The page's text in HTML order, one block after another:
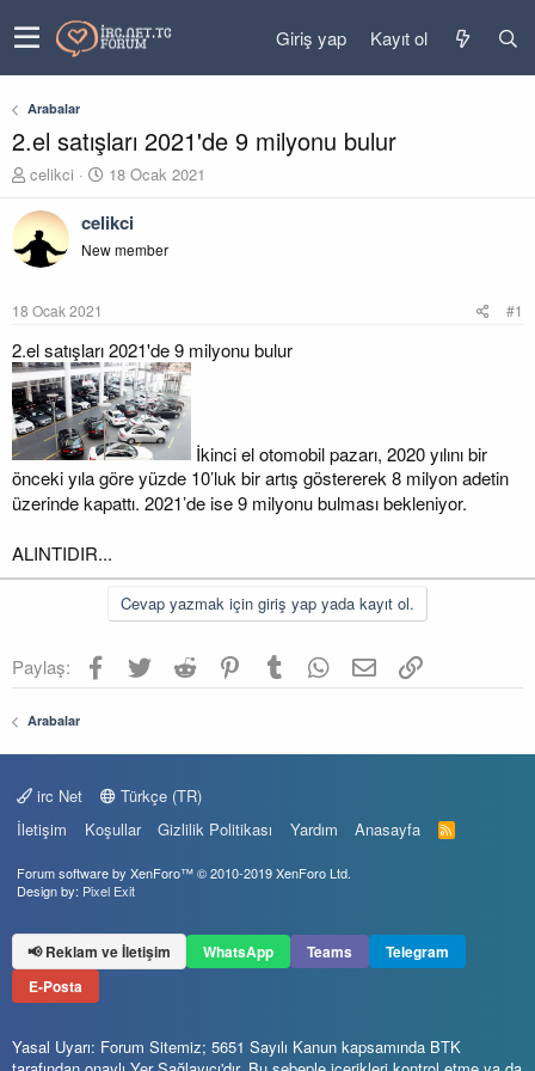
Giriş yap Kayıt ol
Arabalar
2.el satışları 2021'de 9 milyonu bulur
K
n
u
y
b
a
ş
l
a
t
a
celikci
B
ş
l
a
ç
t
a
r
i
h
i
18 Ocak 2021
celikci
New member
18 Ocak 2021 #1
2.el satışları 2021'de 9 milyonu bulur
İkinci el otomobil pazarı, 2020 yılını bir
önceki yıla göre yüzde 10’luk bir artış göstererek 8 milyon adetin
üzerinde kapattı. 2021’de ise 9 milyonu bulması bekleniyor.
ALINTIDIR...
Cevap yazmak için giriş yap yada kayıt ol.
Paylaş: Facebook
TwitterReddit PinterestTumblr WhatsApp
E-postaLink
Arabalar
irc Net
Türkçe (TR)
İletişim
Koşullar Gizlilik Politikası Yardım Anasayfa
R
S
Forum software by XenForo™© 2010-2019 XenForo Ltd.
Design by: Pixel Exit
📢 Reklam ve İletişim WhatsApp Teams
Telegram
E-Posta
Yasal Uyarı: Forum Sitemiz; 5651 Sayılı Kanun kapsamında BTK